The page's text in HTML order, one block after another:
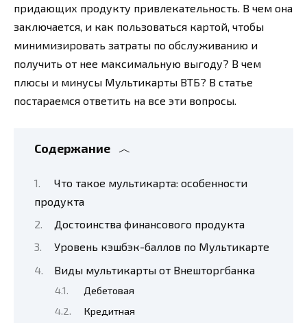
придающих продукту привлекательность. В чем она
заключается, и как пользоваться картой, чтобы
минимизировать затраты по обслуживанию и
получить от нее максимальную выгоду? В чем
плюсы и минусы Мультикарты ВТБ? В статье
постараемся ответить на все эти вопросы.
Содержание
Что такое мультикарта: особенности
продукта
Достоинства финансового продукта
Уровень кэшбэк-баллов по Мультикарте
Виды мультикарты от Внешторгбанка
Дебетовая
Кредитная